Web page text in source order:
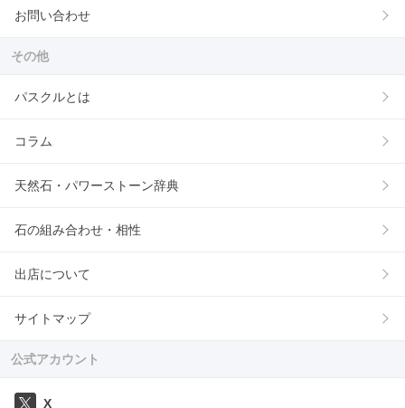
お問い合わせ
その他
パスクルとは
コラム
天然石・パワーストーン辞典
石の組み合わせ・相性
出店について
サイトマップ
公式アカウント
X